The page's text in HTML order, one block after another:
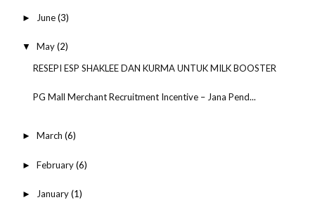
► June(3)
▼ May(2)
RESEPI ESP SHAKLEE DAN KURMA UNTUK MILK BOOSTER
PG Mall Merchant Recruitment Incentive – Jana Pend...
► March (6)
► February(6)
► January(1)